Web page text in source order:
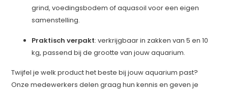
grind, voedingsbodem of aquasoil voor een eigen
samenstelling.
Praktisch verpakt: verkrijgbaar in zakken van 5 en 10
kg, passend bij de grootte van jouw aquarium.
Twijfel je welk product het beste bij jouw aquarium past?
Onze medewerkers delen graag hun kennis en geven je